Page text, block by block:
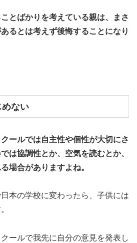
とばかりを考えている親は、まさ
るとは考えず後悔することになり
めない
ールでは自主性や個性が大切にさ
は協調性とか、空気を読むとか、
場合がありますよね。
本の学校に変わったら、子供には
ールで我先に自分の意見を発表し